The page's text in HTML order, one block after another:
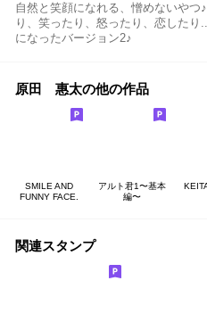
自然と笑顔になれる、憎めないやつ
り、笑ったり、怒ったり、恋した
になったバージョン2♪
原田 惠太の他の作品
SMILE AND
FUNNY FACE.
アルト君1〜基本
編〜
関連スタンプ